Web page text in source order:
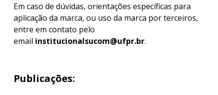
Em caso de dúvidas, orientações específicas para
aplicação da marca, ou uso da marca por terceiros,
entre em contato pelo
email institucionalsucom@ufpr.br.
Publicações: